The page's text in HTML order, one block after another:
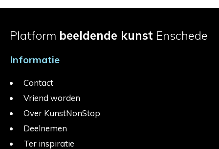
Platform beeldende kunst Enschede
Informatie
Contact
Vriend worden
Over KunstNonStop
Deelnemen
Ter inspiratie